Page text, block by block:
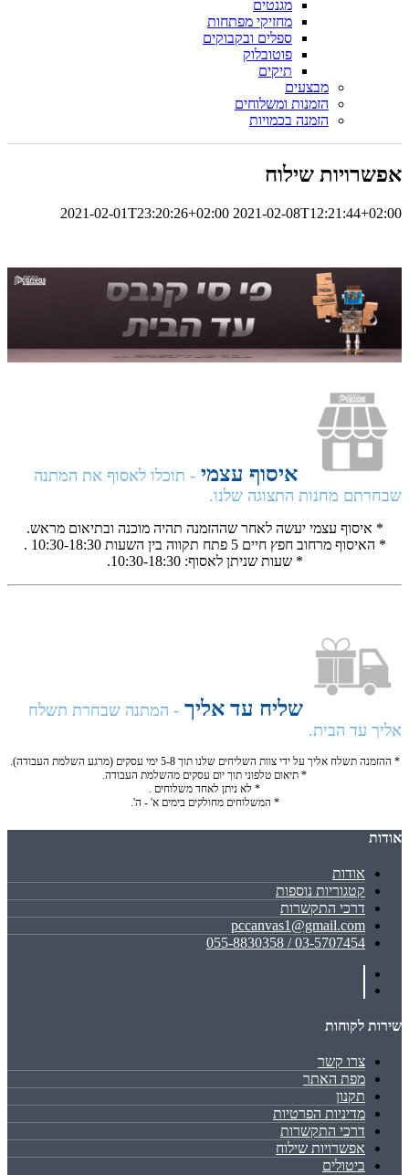
מגנטים
מחזיקי מפתחות
ספלים ובקבוקים
פוטובלוק
תיקים
מבצעים
הזמנות ומשלוחים
הזמנה בכמויות
אפשרויות שילוח
2021-02-01T23:20:26+02:00 2021-02-08T12:21:44+02:00
איסוף עצמי - תוכלו לאסוף את המתנה
שבחרתם מחנות התצוגה שלנו.
* איסוף עצמי יעשה לאחר שההזמנה תהיה מוכנה ובתיאום מראש.
* האיסוף מרחוב חפץ חיים 5 פתח תקווה בין השעות 10:30-18:30 .
* שעות שניתן לאסוף: 10:30-18:30.
שליח עד אליך - המתנה שבחרת תשלח
אליך עד הבית.
* ההזמנה תשלח אליך על ידי צוות השליחים שלנו תוך 5-8 ימי עסקים (מרגע השלמת העבודה).
* תיאום טלפוני תוך יום עסקים מהשלמת העבודה.
* לא ניתן לאחד משלוחים .
* המשלוחים מחולקים בימים א' - ה'.
אודות
אודות
קטגוריות נוספות
דרכי התקשרות
pccanvas1@gmail.com
03-5707454 / 055-8830358
שירות לקוחות
צרו קשר
מפת האתר
תקנון
מדיניות הפרטיות
דרכי התקשרות
אפשרויות שילוח
ביטולים